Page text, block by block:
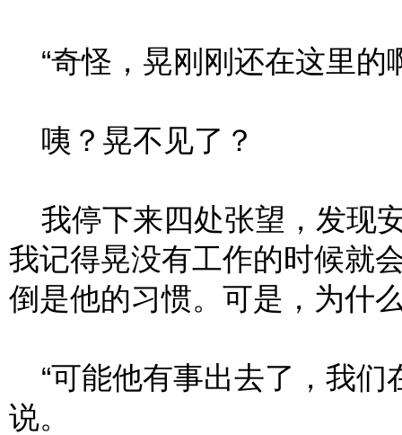
“奇怪，晃刚刚还在这里的
咦？晃不见了？
我停下来四处张望，发现
我记得晃没有工作的时候就
倒是他的习惯。可是，为什
“可能他有事出去了，我们
说。